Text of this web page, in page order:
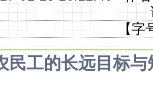
【字
民工的长远目标与